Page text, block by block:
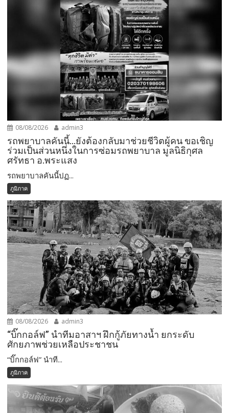
08/08/2026 admin3
รถพยาบาลคันนี้…ยังต้องกลับมาช่วยชีวิตผู้คน ขอเชิญ
ร่วมเป็นส่วนหนึ่งในการซ่อมรถพยาบาล มูลนิธิกุศล
ศรัทธา อ.พระแสง
รถพยาบาลคันนี้ปฏ...
ภูมิภาค
08/08/2026 admin3
“บิ๊กกอล์ฟ” นำทีมอาสาฯ ฝึกกู้ภัยทางน้ำ ยกระดับ
ศักยภาพช่วยเหลือประชาชน
“บิ๊กกอล์ฟ” นำที...
ภูมิภาค